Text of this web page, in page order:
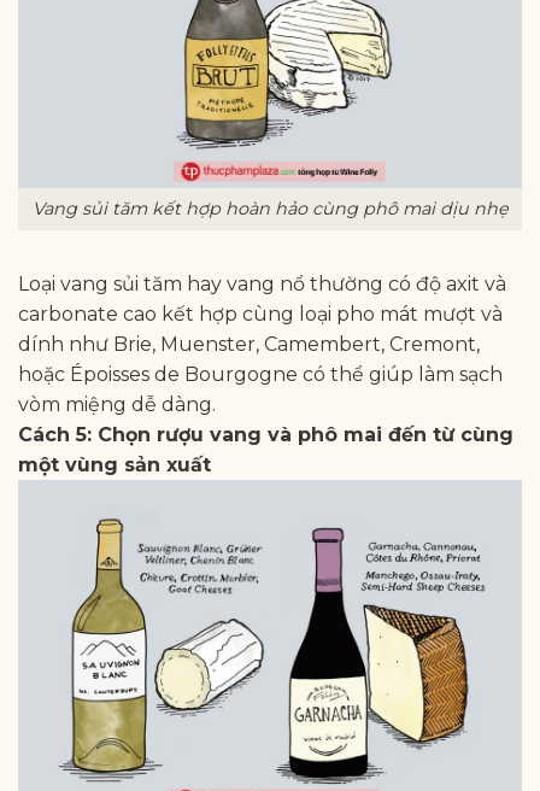
Vang sủi tăm kết hợp hoàn hảo cùng phô mai dịu nhẹ
Loại vang sủi tăm hay vang nổ thường có độ axit và
carbonate cao kết hợp cùng loại pho mát mượt và
dính như Brie, Muenster, Camembert, Cremont,
hoặc Époisses de Bourgogne có thể giúp làm sạch
vòm miệng dễ dàng.
Cách 5: Chọn rượu vang và phô mai đến từ cùng
một vùng sản xuất